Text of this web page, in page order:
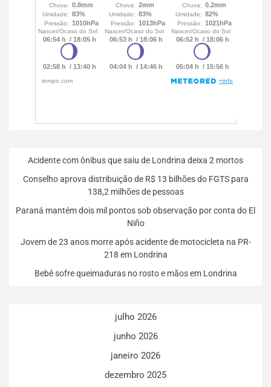
Acidente com ônibus que saiu de Londrina deixa 2 mortos
Conselho aprova distribuição de R$ 13 bilhões do FGTS para
138,2 milhões de pessoas
Paraná mantém dois mil pontos sob observação por conta do El
Niño
Jovem de 23 anos morre após acidente de motocicleta na PR-
218 em Londrina
Bebê sofre queimaduras no rosto e mãos em Londrina
julho 2026
junho 2026
janeiro 2026
dezembro 2025